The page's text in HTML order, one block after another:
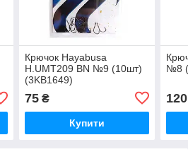
Крючок Hayabusa
H.UMT209 BN №9 (10шт)
(3KB1649)
75₴
Купити
№8
120